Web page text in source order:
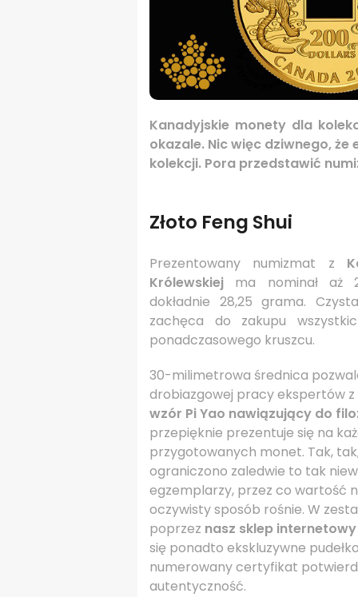
Kanadyjskie monety dla
okazale. Nic więc dziwnego,
kolekcji. Pora przedstawić
Złoto Feng Shui
Prezentowany numizmat z
Królewskiej ma nominał aż
dokładnie 28,25 grama.
zachęca do zakupu
ponadczasowego kruszcu.
30-milimetrowa średnica
drobiazgowej pracy ekspertów
wzór Pi Yao nawiązujący do
przepięknie prezentuje się na
przygotowanych monet. Tak,
ograniczono zaledwie to tak
egzemplarzy, przez co wartość
oczywisty sposób rośnie. W
poprzez nasz sklep
się ponadto ekskluzywne
numerowany certyfikat
autentyczność.